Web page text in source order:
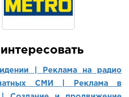
|
Реклама на радио
СМИ |
Реклама в